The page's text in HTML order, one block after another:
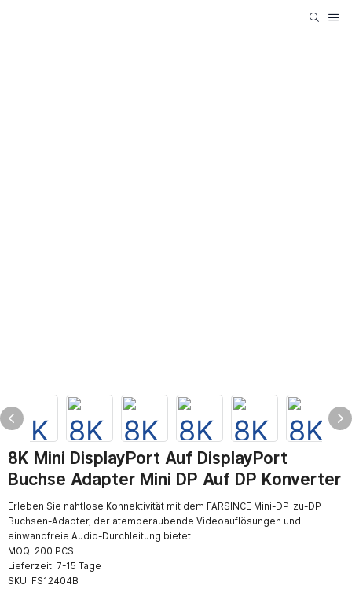
8K Mini DisplayPort Auf DisplayPort
Buchse Adapter Mini DP Auf DP Konverter
Erleben Sie nahtlose Konnektivität mit dem FARSINCE Mini-DP-zu-DP-
Buchsen-Adapter, der atemberaubende Videoauflösungen und
einwandfreie Audio-Durchleitung bietet.
MOQ: 200 PCS
Lieferzeit: 7-15 Tage
SKU: FS12404B